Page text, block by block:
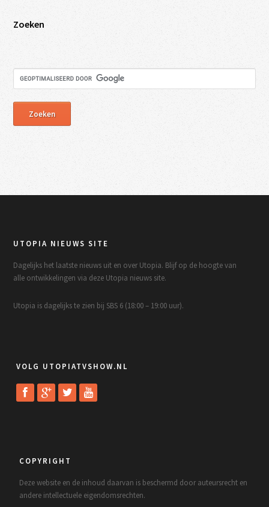
Zoeken
UTOPIA NIEUWS SITE
Dagelijks het laatste nieuws uit en over Utopia. Blijf op de hoogte van
alle ontwikkelingen via deze Utopia nieuws site.
Utopia is dagelijks te zien bij SBS 6 (18:00 – 19:00 uur).
VOLG UTOPIATVSHOW.NL
COPYRIGHT
Deze website en de inhoud daarvan is beschermd door auteursrecht en
andere intellectuele eigendomsrechten.